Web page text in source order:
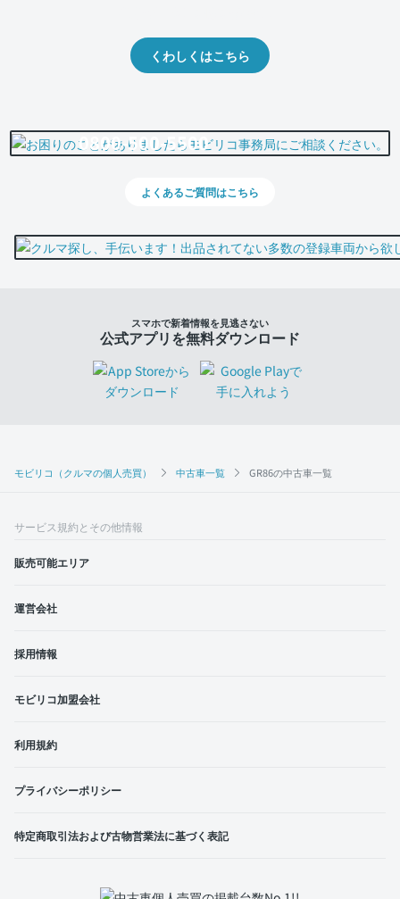
モビリコ（クルマの個人売買） 中古車一覧 GR86の中古車一覧
くわしくはこちら
0800-500-5500
よくあるご質問はこちら
スマホで新着情報を見逃さない
公式アプリを無料ダウンロード
サービス規約とその他情報
販売可能エリア
運営会社
採用情報
モビリコ加盟会社
利用規約
プライバシーポリシー
特定商取引法および古物営業法に基づく表記